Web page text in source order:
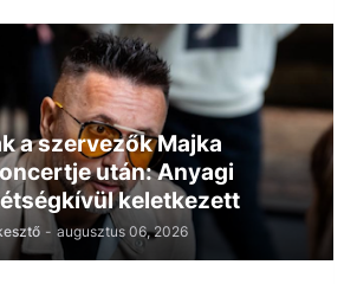
a szervezők Majka
után: Anyagi
keletkezett
- augusztus 06, 2026